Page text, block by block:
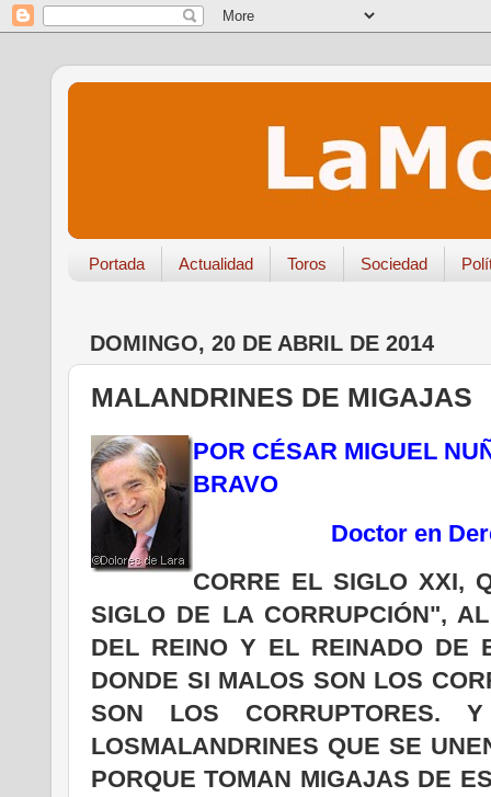
Portada Actualidad Toros Sociedad
DOMINGO, 20 DE ABRIL DE 2014
MALANDRINES DE MIGAJAS
POR CÉSAR MIGUEL
BRAVO
Doctor en
CORRE EL SIGLO XXI,
SIGLO DE LA CORRUPCIÓN",
DEL REINO Y EL REINADO DE
DONDE SI MALOS SON LOS
SON LOS
LOSMALANDRINES QUE SE
PORQUE TOMAN MIGAJAS DE